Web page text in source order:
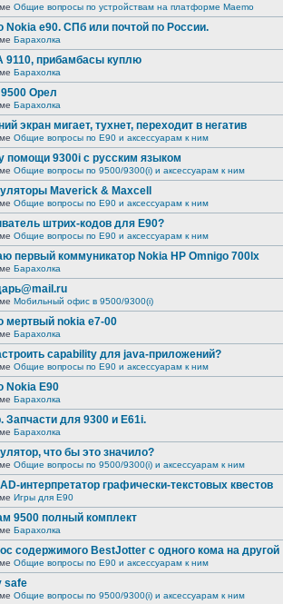
Общие вопросы по устройствам на платформе Maemo
Nokia e90. СПб или почтой по России.
Барахолка
9110, прибамбасы куплю
Барахолка
Орел
Барахолка
экран мигает, тухнет, переходит в негатив
Общие вопросы по E90 и аксессуарам к ним
помощи 9300i c русским языком
Общие вопросы по 9500/9300(i) и аксессуарам к ним
Maverick & Maxcell
Общие вопросы по E90 и аксессуарам к ним
штрих-кодов для Е90?
Общие вопросы по E90 и аксессуарам к ним
первый коммуникатор Nokia HP Omnigo 700lx
Барахолка
Мобильный офис в 9500/9300(i)
мертвый nokia e7-00
Барахолка
capability для java-приложений?
Общие вопросы по E90 и аксессуарам к ним
Nokia E90
Барахолка
Запчасти для 9300 и Е61i.
Барахолка
что бы это значило?
Общие вопросы по 9500/9300(i) и аксессуарам к ним
интерпретатор графически-текстовых квестов
Игры для E90
9500 полный комплект
Барахолка
содержимого BestJotter с одного кома на другой
Общие вопросы по E90 и аксессуарам к ним
safe
Общие вопросы по 9500/9300(i) и аксессуарам к ним